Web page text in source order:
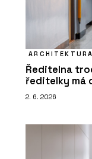
ARCHITEKTURA
Ředitelna
ředitelky má
2. 6. 2026